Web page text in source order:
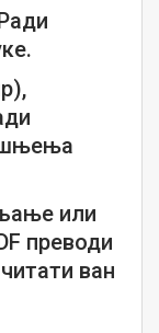
или
преводи
ван